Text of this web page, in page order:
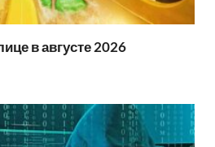
в августе 2026